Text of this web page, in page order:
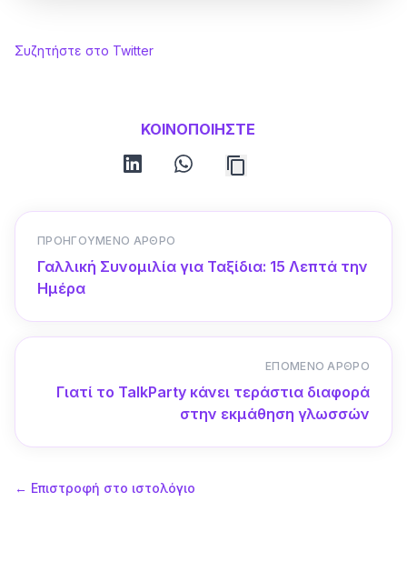
Συζητήστε στο Twitter
ΚΟΙΝΟΠΟΙΗΣΤΕ
linkedin whatsapp
ΠΡΟΗΓΟΎΜΕΝΟ ΆΡΘΡΟ
Γαλλική Συνομιλία για Ταξίδια: 15 Λεπτά την
Ημέρα
ΕΠΌΜΕΝΟ ΆΡΘΡΟ
Γιατί το TalkParty κάνει τεράστια διαφορά
στην εκμάθηση γλωσσών
← Επιστροφή στο ιστολόγιο